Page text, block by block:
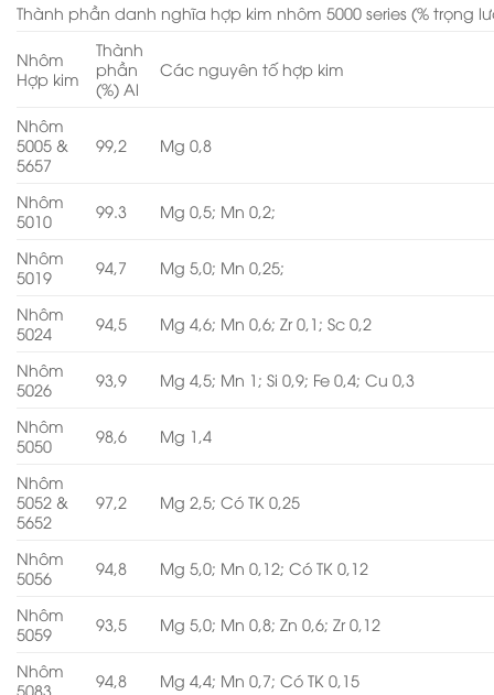
Thành phần danh nghĩa hợp kim nhôm 5000 series (% trọng
Nhôm
Hợp kim
Thành
phần
(%) Al
Các nguyên tố hợp kim
Nhôm
5005 &
5657
99,2 Mg 0,8
Nhôm
5010
99.3 Mg 0,5; Mn 0,2;
Nhôm
5019
94,7 Mg 5,0; Mn 0,25;
Nhôm
5024
94,5 Mg 4,6; Mn 0,6; Zr 0,1; Sc 0,2
Nhôm
5026
93,9 Mg 4,5; Mn 1; Si 0,9; Fe 0,4; Cu 0,3
Nhôm
5050
98,6 Mg 1,4
Nhôm
5052 &
5652
97,2 Mg 2,5; Có TK 0,25
Nhôm
5056
94,8 Mg 5,0; Mn 0,12; Có TK 0,12
Nhôm
5059
93,5 Mg 5,0; Mn 0,8; Zn 0,6; Zr 0,12
Nhôm
5083
94,8 Mg 4,4; Mn 0,7; Có TK 0,15